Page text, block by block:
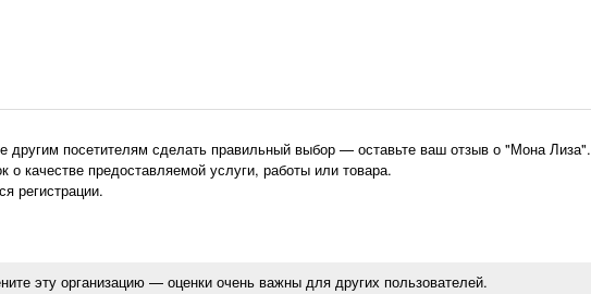
другим посетителям сделать правильный выбор — оставьте ваш отзыв о "Мона Лиза".
о качестве предоставляемой услуги, работы или товара.
регистрации.
эту организацию — оценки очень важны для других пользователей.